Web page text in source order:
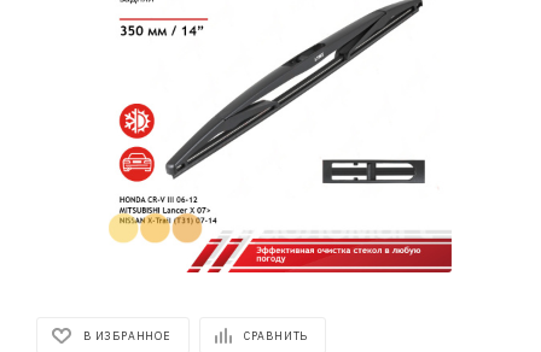
В ИЗБРАННОЕ СРАВНИТЬ